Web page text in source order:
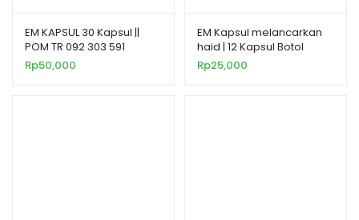
EM KAPSUL 30 Kapsul ||
POM TR 092 303 591
Rp50,000
EM Kapsul melancarkan
haid | 12 Kapsul Botol
Rp25,000